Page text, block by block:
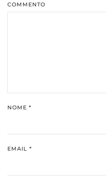
COMMENTO
NOME *
EMAIL *